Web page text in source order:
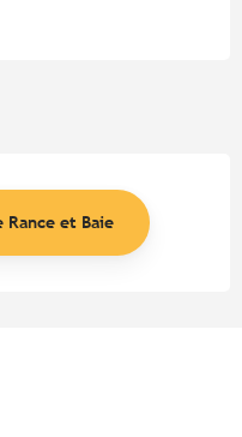
et Baie